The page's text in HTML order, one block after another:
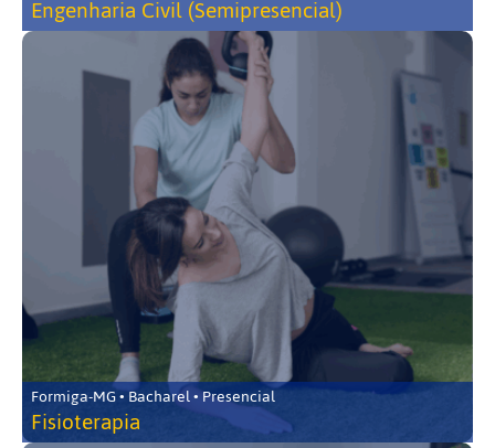
Engenharia Civil (Semipresencial)
Formiga-MG • Bacharel • Presencial
Fisioterapia